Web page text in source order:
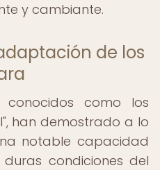
y cambiante.
de los
conocidos como los
han demostrado a lo
notable capacidad
condiciones del